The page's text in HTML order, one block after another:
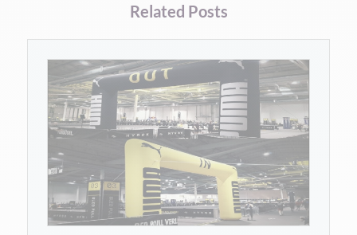
Related Posts